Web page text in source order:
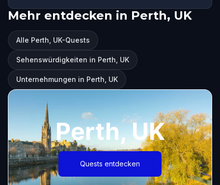
Mehr entdecken in Perth, UK
Alle Perth, UK-Quests
Sehenswürdigkeiten in Perth, UK
Unternehmungen in Perth, UK
Perth, UK
Quests entdecken